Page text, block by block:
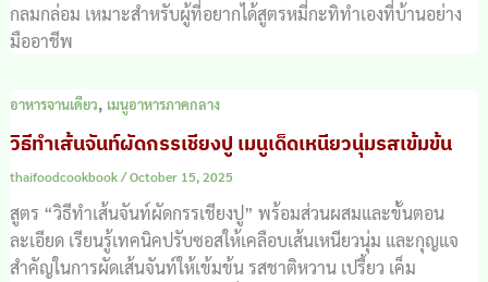
กลมกล่อม เหมาะสำหรับผู้ที่อยากได้สูตรหมี่กะทิทำเองที่บ้านอย่าง
มืออาชีพ
อาหารจานเดียว, เมนูอาหารภาคกลาง
วิธีทำเส้นจันท์ผัดกรรเชียงปู เมนูเด็ดเหนียวนุ่มรสเข้มข้น
thaifoodcookbook/October 15, 2025
สูตร “วิธีทำเส้นจันท์ผัดกรรเชียงปู” พร้อมส่วนผสมและขั้นตอน
ละเอียด เรียนรู้เทคนิคปรับซอสให้เคลือบเส้นเหนียวนุ่ม และกุญแจ
สำคัญในการผัดเส้นจันท์ให้เข้มข้น รสชาติหวาน เปรี้ยว เค็ม